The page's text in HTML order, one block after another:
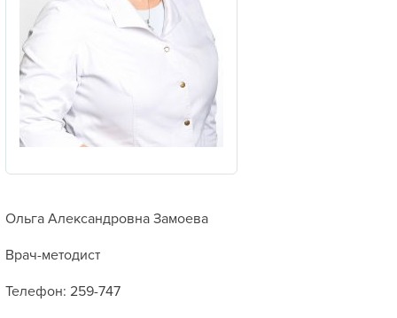
Ольга Александровна Замоева
Врач-методист
Телефон: 259-747